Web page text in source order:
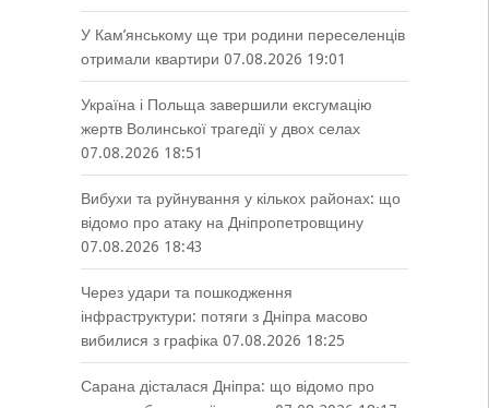
У Кам’янському ще три родини переселенців
отримали квартири 07.08.2026 19:01
Україна і Польща завершили ексгумацію
жертв Волинської трагедії у двох селах
07.08.2026 18:51
Вибухи та руйнування у кількох районах: що
відомо про атаку на Дніпропетровщину
07.08.2026 18:43
Через удари та пошкодження
інфраструктури: потяги з Дніпра масово
вибилися з графіка 07.08.2026 18:25
Сарана дісталася Дніпра: що відомо про